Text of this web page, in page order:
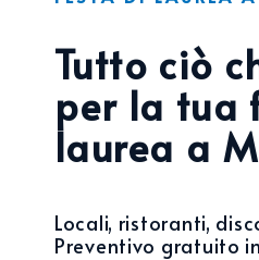
Tutto ciò
per la tua
laurea a
Locali, ristoranti,
Preventivo gratuito